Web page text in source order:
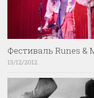
Фестиваль Runes &
13/12/2012